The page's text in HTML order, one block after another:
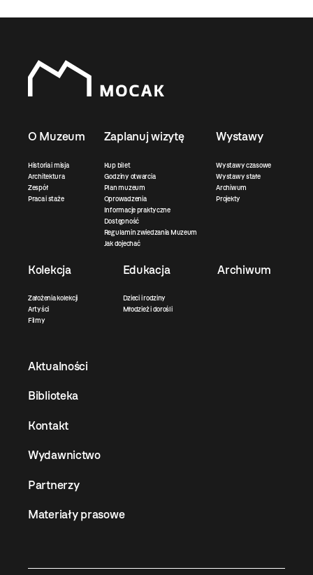
O Muzeum
Historia i misja
Architektura
Zespół
Praca i staże
Zaplanuj wizytę
Kup bilet
Godziny otwarcia
Plan muzeum
Oprowadzenia
Informacje praktyczne
Dostępność
Regulamin zwiedzania Muzeum
Jak dojechać
Wystawy
Wystawy czasowe
Wystawy stałe
Archiwum
Projekty
Kolekcja
Założenia kolekcji
Artyści
Filmy
Edukacja
Dzieci i rodziny
Młodzież i dorośli
Archiwum
Aktualności
Biblioteka
Kontakt
Wydawnictwo
Partnerzy
Materiały prasowe